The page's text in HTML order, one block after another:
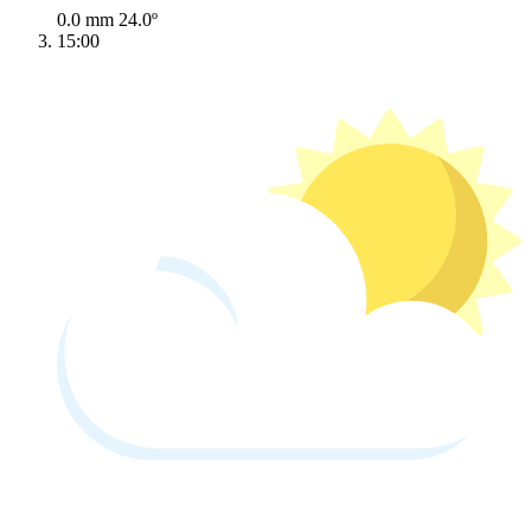
0.0 mm 24.0º
15:00